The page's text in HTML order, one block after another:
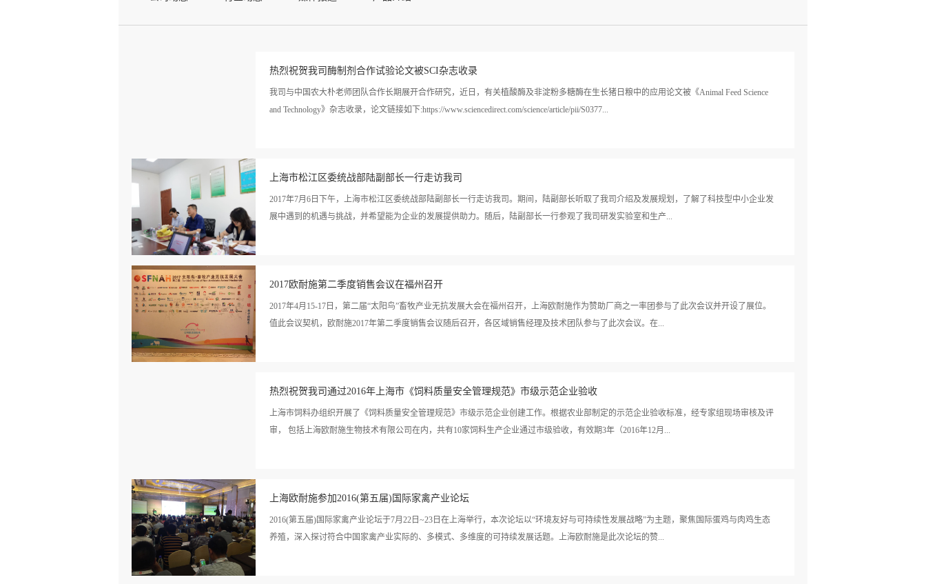
热烈祝贺我司酶制剂合作试验论文被SCI杂志收录
我司与中国农大朴老师团队合作长期展开合作研究，近日，有关植酸酶及非淀粉多糖酶在生长猪日粮中的应用论文被《Animal Feed Science
and Technology》杂志收录，论文链接如下:https://www.sciencedirect.com/science/article/pii/S0377...
上海市松江区委统战部陆副部长一行走访我司
2017年7月6日下午，上海市松江区委统战部陆副部长一行走访我司。期间，陆副部长听取了我司介绍及发展规划，了解了科技型中小企业发
展中遇到的机遇与挑战，并希望能为企业的发展提供助力。随后，陆副部长一行参观了我司研发实验室和生产...
2017欧耐施第二季度销售会议在福州召开
2017年4月15-17日，第二届“太阳鸟”畜牧产业无抗发展大会在福州召开，上海欧耐施作为赞助厂商之一率团参与了此次会议并开设了展位。
值此会议契机，欧耐施2017年第二季度销售会议随后召开，各区域销售经理及技术团队参与了此次会议。在...
业务理念并得到了广泛认可。技术团队就我司幼龄动物酶HP100和欧金宝蛋白酶HT300研究进展作以总结，并针对相关技术要点进行了分享
和探讨。
热烈祝贺我司通过2016年上海市《饲料质量安全管理规范》市级示范企业验收
上海市饲料办组织开展了《饲料质量安全管理规范》市级示范企业创建工作。根据农业部制定的示范企业验收标准，经专家组现场审核及评
审， 包括上海欧耐施生物技术有限公司在内，共有10家饲料生产企业通过市级验收，有效期3年（2016年12月...
上海欧耐施参加2016(第五届)国际家禽产业论坛
2016(第五届)国际家禽产业论坛于7月22日~23日在上海举行，本次论坛以“环境友好与可持续性发展战略”为主题，聚焦国际蛋鸡与肉鸡生态
养殖，深入探讨符合中国家禽产业实际的、多模式、多维度的可持续发展话题。上海欧耐施是此次论坛的赞...